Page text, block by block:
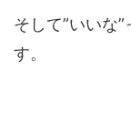
そして”いいな
す。